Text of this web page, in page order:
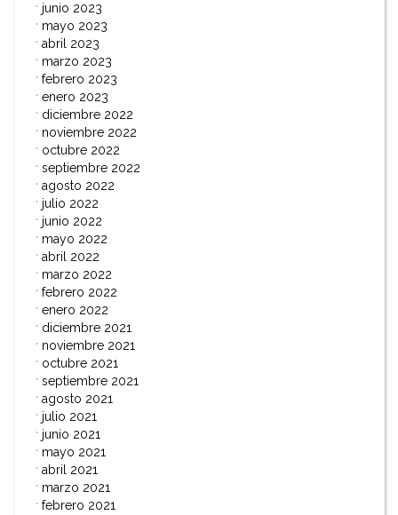
junio 2023
mayo 2023
abril 2023
marzo 2023
febrero 2023
enero 2023
diciembre 2022
noviembre 2022
octubre 2022
septiembre 2022
agosto 2022
julio 2022
junio 2022
mayo 2022
abril 2022
marzo 2022
febrero 2022
enero 2022
diciembre 2021
noviembre 2021
octubre 2021
septiembre 2021
agosto 2021
julio 2021
junio 2021
mayo 2021
abril 2021
marzo 2021
febrero 2021